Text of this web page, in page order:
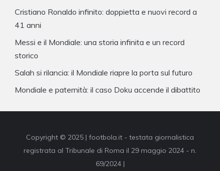
Cristiano Ronaldo infinito: doppietta e nuovi record a
41 anni
Messi e il Mondiale: una storia infinita e un record
storico
Salah si rilancia: il Mondiale riapre la porta sul futuro
Mondiale e paternità: il caso Doku accende il dibattito
Copyright © 2025 | footbola.it - testata giornalistica
registrata al Tribunale di Roma il 29 maggio 2024 - n.
69/2024 |